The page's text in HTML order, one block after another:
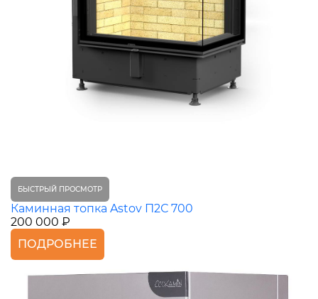
БЫСТРЫЙ ПРОСМОТР
Каминная топка Astov П2С 700
200 000 ₽
ПОДРОБНЕЕ